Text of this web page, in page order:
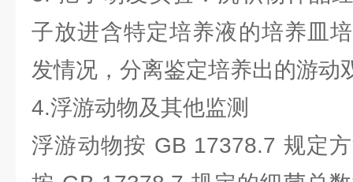
子放进含特定培养液的培养皿
发情况，分离鉴定培养出的游动
4.浮游动物及其他监测
浮游动物按 GB 17378.7 规定